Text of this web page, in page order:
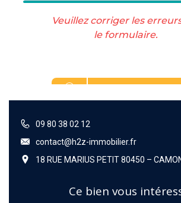
09 80 38 02 12
contact@h2z-immobilier.fr
18 RUE MARIUS PETIT 80450 –
Ce bien vous